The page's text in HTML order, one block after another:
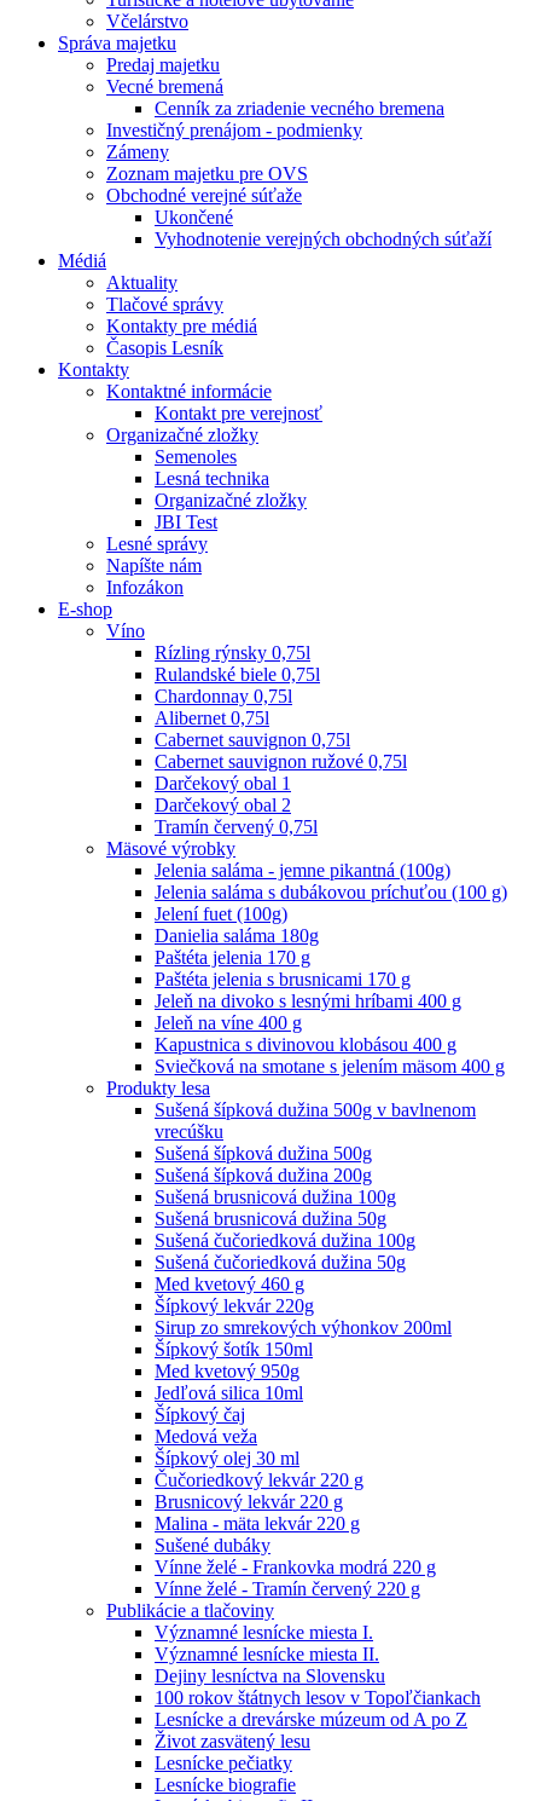
Včelárstvo
Správa majetku
Predaj majetku
Vecné bremená
Cenník za zriadenie vecného bremena
Investičný prenájom - podmienky
Zámeny
Zoznam majetku pre OVS
Obchodné verejné súťaže
Ukončené
Vyhodnotenie verejných obchodných súťaží
Médiá
Aktuality
Tlačové správy
Kontakty pre médiá
Časopis Lesník
Kontakty
Kontaktné informácie
Kontakt pre verejnosť
Organizačné zložky
Semenoles
Lesná technika
Organizačné zložky
JBI Test
Lesné správy
Napíšte nám
Infozákon
E-shop
Víno
Rízling rýnsky 0,75l
Rulandské biele 0,75l
Chardonnay 0,75l
Alibernet 0,75l
Cabernet sauvignon 0,75l
Cabernet sauvignon ružové 0,75l
Darčekový obal 1
Darčekový obal 2
Tramín červený 0,75l
Mäsové výrobky
Jelenia saláma - jemne pikantná (100g)
Jelenia saláma s dubákovou príchuťou (100 g)
Jelení fuet (100g)
Danielia saláma 180g
Paštéta jelenia 170 g
Paštéta jelenia s brusnicami 170 g
Jeleň na divoko s lesnými hríbami 400 g
Jeleň na víne 400 g
Kapustnica s divinovou klobásou 400 g
Sviečková na smotane s jelením mäsom 400 g
Produkty lesa
Sušená šípková dužina 500g v bavlnenom
vrecúšku
Sušená šípková dužina 500g
Sušená šípková dužina 200g
Sušená brusnicová dužina 100g
Sušená brusnicová dužina 50g
Sušená čučoriedková dužina 100g
Sušená čučoriedková dužina 50g
Med kvetový 460 g
Šípkový lekvár 220g
Sirup zo smrekových výhonkov 200ml
Šípkový šotík 150ml
Med kvetový 950g
Jedľová silica 10ml
Šípkový čaj
Medová veža
Šípkový olej 30 ml
Čučoriedkový lekvár 220 g
Brusnicový lekvár 220 g
Malina - mäta lekvár 220 g
Sušené dubáky
Vínne želé - Frankovka modrá 220 g
Vínne želé - Tramín červený 220 g
Publikácie a tlačoviny
Významné lesnícke miesta I.
Významné lesnícke miesta II.
Dejiny lesníctva na Slovensku
100 rokov štátnych lesov v Topoľčiankach
Lesnícke a drevárske múzeum od A po Z
Život zasvätený lesu
Lesnícke pečiatky
Lesnícke biografie